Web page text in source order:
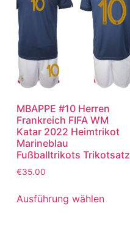
MBAPPE #10 Herren
Frankreich FIFA WM
Katar 2022 Heimtrikot
Marineblau
Fußballtrikots Trikotsatz
€35.00
Ausführung wählen